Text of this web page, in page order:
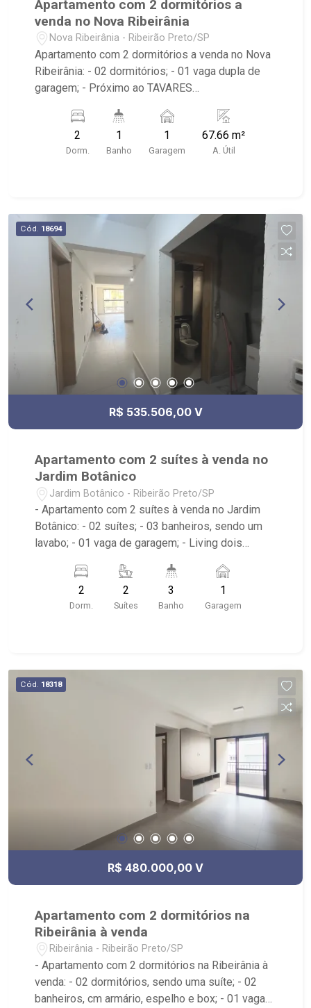
Apartamento com 2 dormitórios a
venda no Nova Ribeirânia
Nova Ribeirânia - Ribeirão Preto/SP
Apartamento com 2 dormitórios a venda no Nova
Ribeirânia: - 02 dormitórios; - 01 vaga dupla de
garagem; - Próximo ao TAVARES
2
Dorm.
1
Banho
1
Garagem
67.66 m²
A. Útil
Cód. 18694
R$ 535.506,00 V
Apartamento com 2 suítes à venda no
Jardim Botânico
Jardim Botânico - Ribeirão Preto/SP
- Apartamento com 2 suítes à venda no Jardim
Botânico: - 02 suítes; - 03 banheiros, sendo um
lavabo; - 01 vaga de garagem; - Living dois
Escritório; - Cozinha; - Área de Serviço; - Prédio
com elevador; - Localizado próximo ao Cenourão
Super Varejão e Parque Uber Sul .
2
Dorm.
2
Suítes
3
Banho
1
Garagem
Cód. 18318
R$ 480.000,00 V
Apartamento com 2 dormitórios na
Ribeirânia à venda
Ribeirânia - Ribeirão Preto/SP
- Apartamento com 2 dormitórios na Ribeirânia à
venda: - 02 dormitórios, sendo uma suíte; - 02
banheiros, cm armário, espelho e box; - 01 vaga